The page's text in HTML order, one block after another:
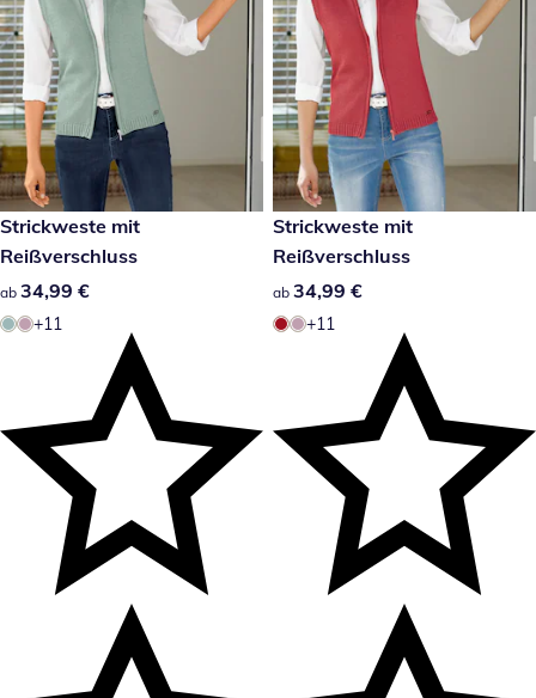
34,99 €
Strickweste mit
Reißverschluss
34,99 €
ab 34,99 €
+11
34,99 €
Strickweste mit
Reißverschluss
34,99 €
ab 34,99 €
+11